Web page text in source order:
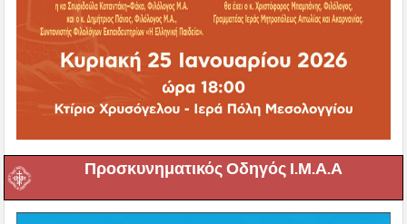
Προσκυνηματικός Οδηγός Ι.Μ.Α.Α